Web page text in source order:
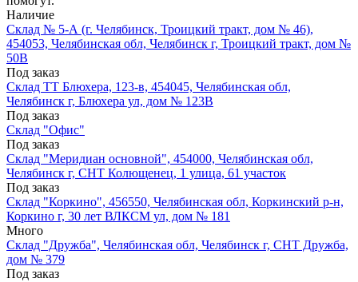
Наличие
Склад № 5-А (г. Челябинск, Троицкий тракт, дом № 46),
454053, Челябинская обл, Челябинск г, Троицкий тракт, дом №
50В
Под заказ
Склад ТТ Блюхера, 123-в, 454045, Челябинская обл,
Челябинск г, Блюхера ул, дом № 123В
Под заказ
Склад "Офис"
Под заказ
Склад "Меридиан основной", 454000, Челябинская обл,
Челябинск г, СНТ Колющенец, 1 улица, 61 участок
Под заказ
Склад "Коркино", 456550, Челябинская обл, Коркинский р-н,
Коркино г, 30 лет ВЛКСМ ул, дом № 181
Много
Склад "Дружба", Челябинская обл, Челябинск г, СНТ Дружба,
дом № 379
Под заказ